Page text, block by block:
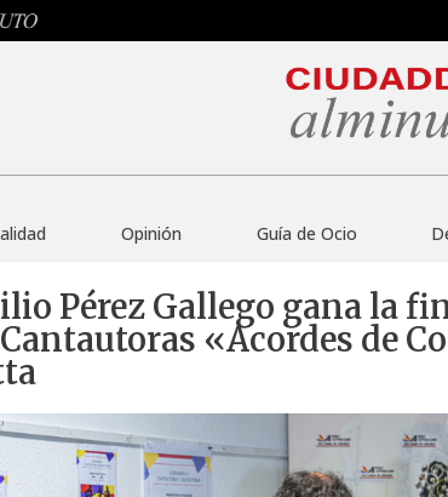
Opinión Guía de Ocio
Pérez Gallego gana la
«Acordes de